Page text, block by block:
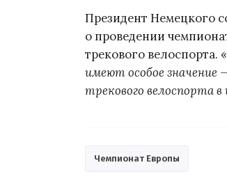
Президент Немецкого
о проведении
трекового велоспорта. «
имеют особое значение
трекового велоспорта в
Чемпионат Европы